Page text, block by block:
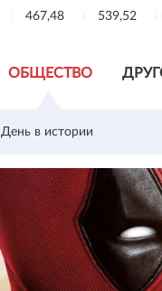
467,48 539,52
ОБЩЕСТВО
День в истории